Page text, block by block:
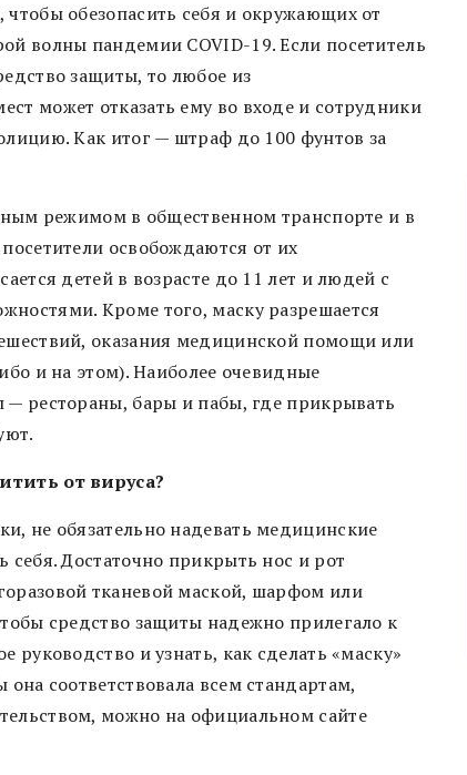
обезопасить себя и окружающих от
волны пандемии COVID-19. Если посетитель
защиты, то любое из
может отказать ему во входе и сотрудники
Как итог — штраф до 100 фунтов за
режимом в общественном транспорте и в
освобождаются от их
детей в возрасте до 11 лет и людей с
Кроме того, маску разрешается
оказания медицинской помощи или
и на этом). Наиболее очевидные
— рестораны, бары и пабы, где прикрывать
от вируса?
не обязательно надевать медицинские
себя. Достаточно прикрыть нос и рот
тканевой маской, шарфом или
средство защиты надежно прилегало к
руководство и узнать, как сделать «маску»
она соответствовала всем стандартам,
можно на официальном сайте